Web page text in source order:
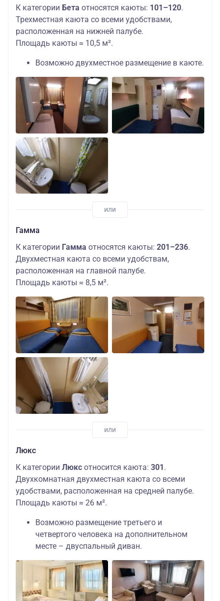
К категории Бета относятся каюты: 101–120.
Трехместная каюта со всеми удобствами,
расположенная на нижней палубе.
Площадь каюты ≈ 10,5 м².
Возможно двухместное размещение в каюте.
Гамма
К категории Гамма относятся каюты: 201–236.
Двухместная каюта со всеми удобствам,
расположенная на главной палубе.
Площадь каюты ≈ 8,5 м².
Люкс
К категории Люкс относится каюта: 301.
Двухкомнатная двухместная каюта со всеми
удобствами, расположенная на средней палубе.
Площадь каюты ≈ 26 м².
Возможно размещение третьего и
четвертого человека на дополнительном
месте – двуспальный диван.